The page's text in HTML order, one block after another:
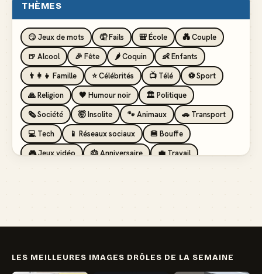
THÈMES
😏 Jeux de mots 🤦 Fails 🎒 École
💑 Couple
🍺 Alcool
🎉 Fête 🌶️ Coquin
👶 Enfants
👨‍👩‍👧 Famille
⭐ Célébrités 📺 Télé
⚽ Sport
🙏 Religion
🖤 Humour noir
🏛️ Politique
🗞️ Société
🤯 Insolite 🐾 Animaux
🚗 Transport
💻 Tech
📱 Réseaux sociaux
🍔 Bouffe
🎮 Jeux vidéo
🎂 Anniversaire
💼 Travail
LES MEILLEURES IMAGES DRÔLES DE LA SEMAINE